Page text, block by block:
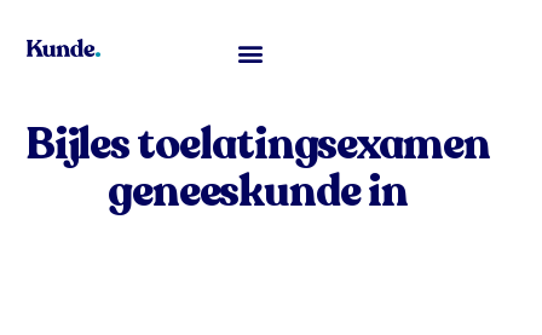
Bijles toelatingsexamen
geneeskunde in